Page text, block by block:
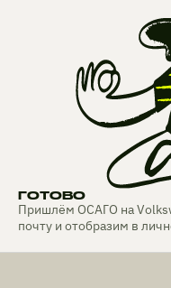
ГОТОВО
Пришлём ОСАГО на
почту и отобразим в